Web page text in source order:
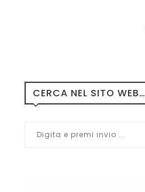
CERCA NEL SITO WEB…